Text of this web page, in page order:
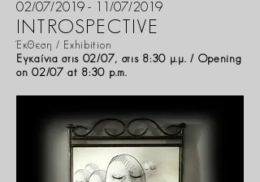
02/07/2019 - 11/07/2019
INTROSPECTIVE
Έκθεση / Exhibition
Εγκαίνια στις 02/07, στις 8:30 μ.μ. / Opening
on 02/07 at 8:30 p.m.